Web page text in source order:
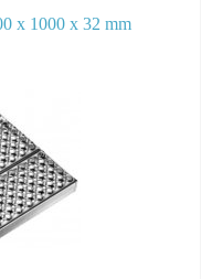
x 1000 x 32 mm